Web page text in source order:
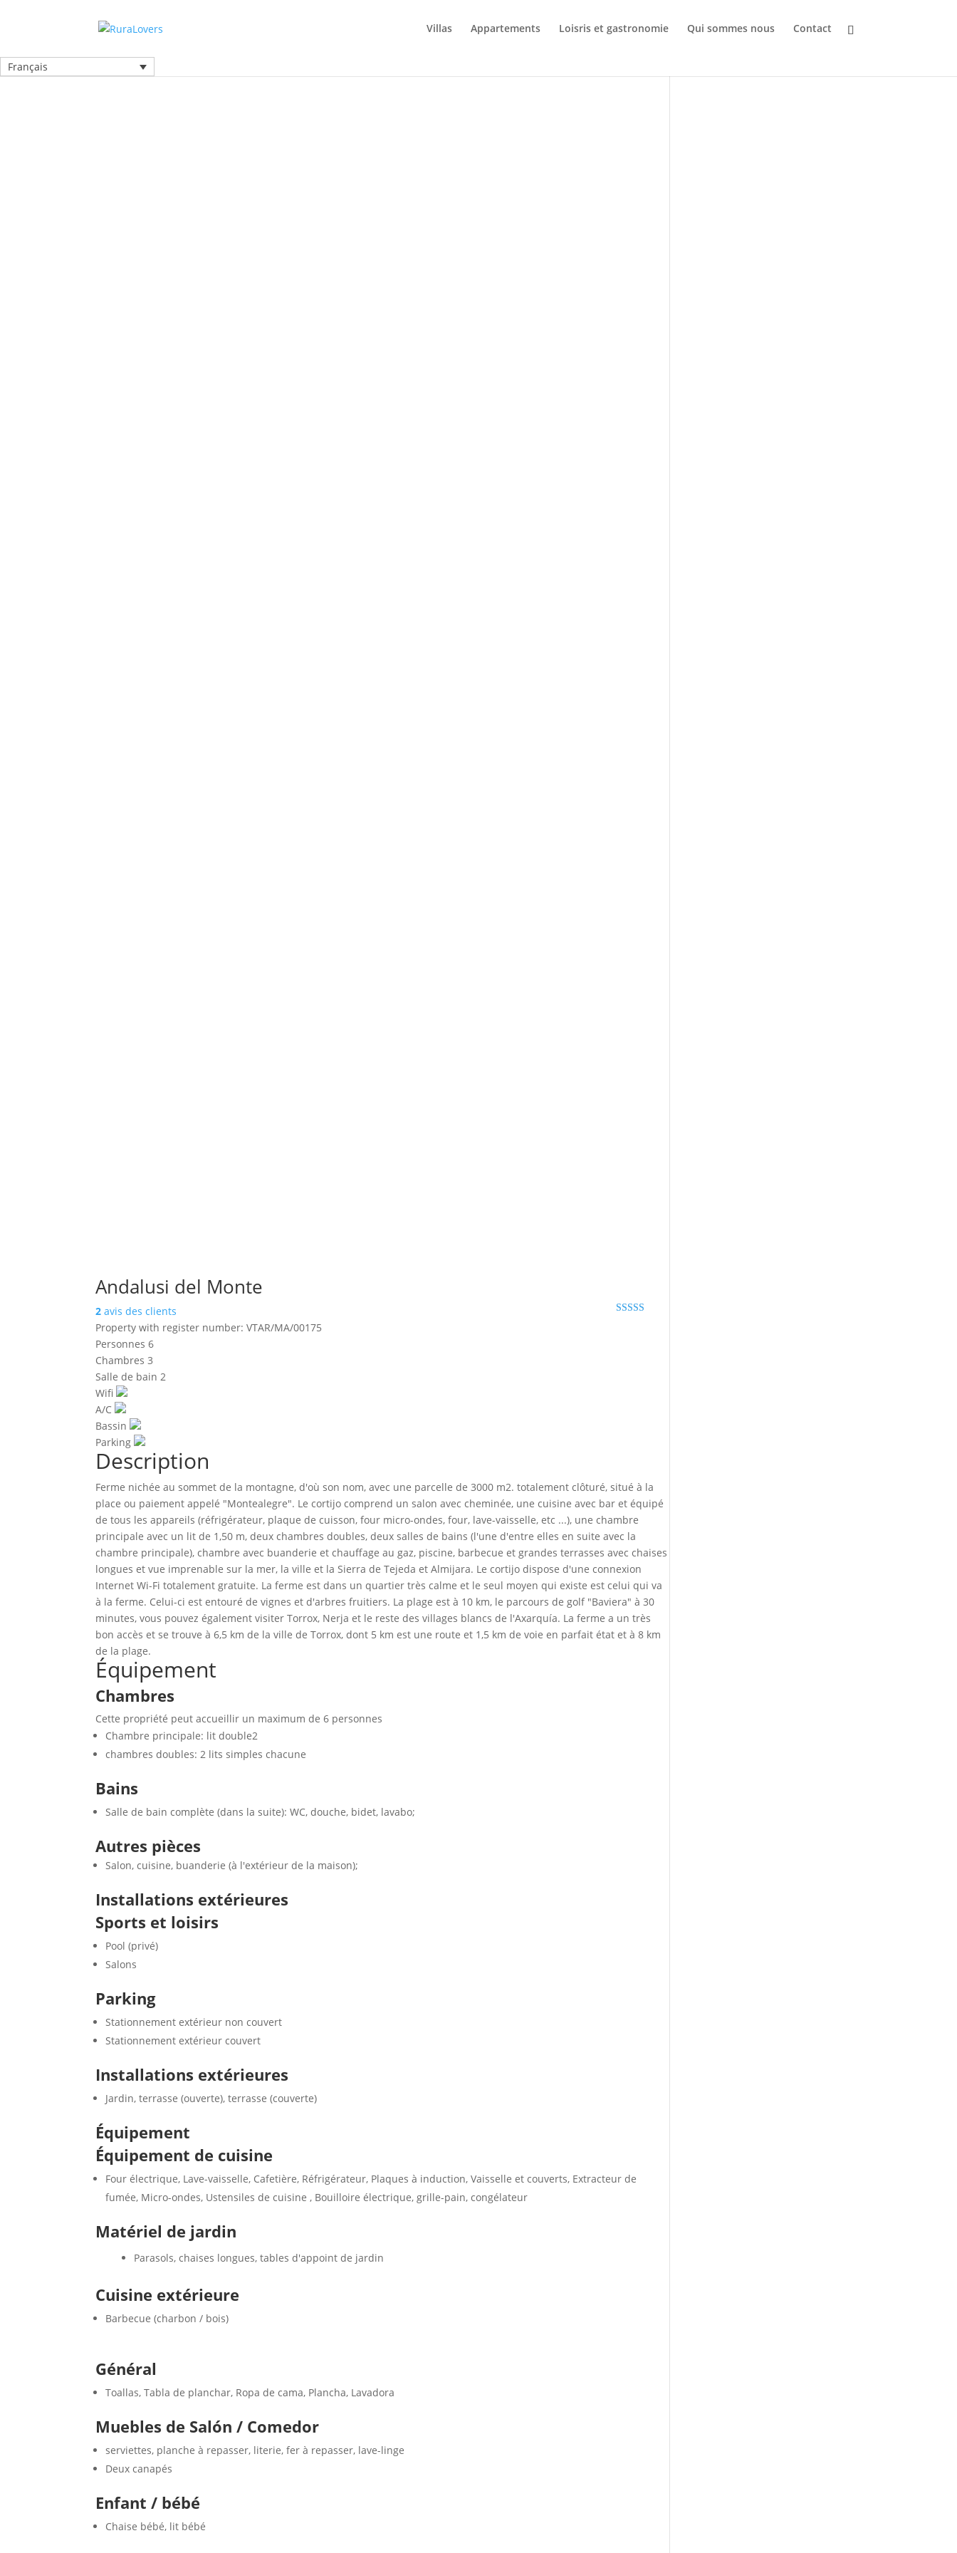
Villas Appartements Loisris et gastronomie Qui sommes nous Contact
Français
Andalusi del Monte
2 avis des clients
Property with register number: VTAR/MA/00175
Personnes 6
Chambres 3
Salle de bain 2
Wifi
A/C
Bassin
Parking
Description
Ferme nichée au sommet de la montagne, d'où son nom, avec une parcelle de 3000 m2. totalement clôturé, situé à la
place ou paiement appelé "Montealegre". Le cortijo comprend un salon avec cheminée, une cuisine avec bar et équipé
de tous les appareils (réfrigérateur, plaque de cuisson, four micro-ondes, four, lave-vaisselle, etc ...), une chambre
principale avec un lit de 1,50 m, deux chambres doubles, deux salles de bains (l'une d'entre elles en suite avec la
chambre principale), chambre avec buanderie et chauffage au gaz, piscine, barbecue et grandes terrasses avec chaises
longues et vue imprenable sur la mer, la ville et la Sierra de Tejeda et Almijara. Le cortijo dispose d'une connexion
Internet Wi-Fi totalement gratuite. La ferme est dans un quartier très calme et le seul moyen qui existe est celui qui va
à la ferme. Celui-ci est entouré de vignes et d'arbres fruitiers. La plage est à 10 km, le parcours de golf "Baviera" à 30
minutes, vous pouvez également visiter Torrox, Nerja et le reste des villages blancs de l'Axarquía. La ferme a un très
bon accès et se trouve à 6,5 km de la ville de Torrox, dont 5 km est une route et 1,5 km de voie en parfait état et à 8 km
de la plage.
Équipement
Chambres
Cette propriété peut accueillir un maximum de 6 personnes
Chambre principale: lit double2
chambres doubles: 2 lits simples chacune
Bains
Salle de bain complète (dans la suite): WC, douche, bidet, lavabo;
Autres pièces
Salon, cuisine, buanderie (à l'extérieur de la maison);
Installations extérieures
Sports et loisirs
Pool (privé)
Salons
Parking
Stationnement extérieur non couvert
Stationnement extérieur couvert
Installations extérieures
Jardin, terrasse (ouverte), terrasse (couverte)
Équipement
Équipement de cuisine
Four électrique, Lave-vaisselle, Cafetière, Réfrigérateur, Plaques à induction, Vaisselle et couverts, Extracteur de
fumée, Micro-ondes, Ustensiles de cuisine , Bouilloire électrique, grille-pain, congélateur
Matériel de jardin
Parasols, chaises longues, tables d'appoint de jardin
Cuisine extérieure
Barbecue (charbon / bois)
Général
Toallas, Tabla de planchar, Ropa de cama, Plancha, Lavadora
Muebles de Salón / Comedor
serviettes, planche à repasser, literie, fer à repasser, lave-linge
Deux canapés
Enfant / bébé
Chaise bébé, lit bébé